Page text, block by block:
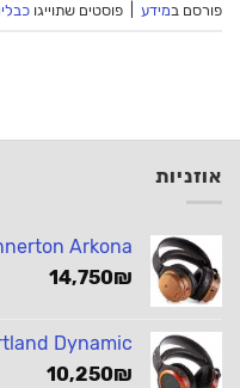
פורסם במידע פוסטים שתוייגו
אוזניות
Arkona
14,750₪
Dynamic
10,250₪